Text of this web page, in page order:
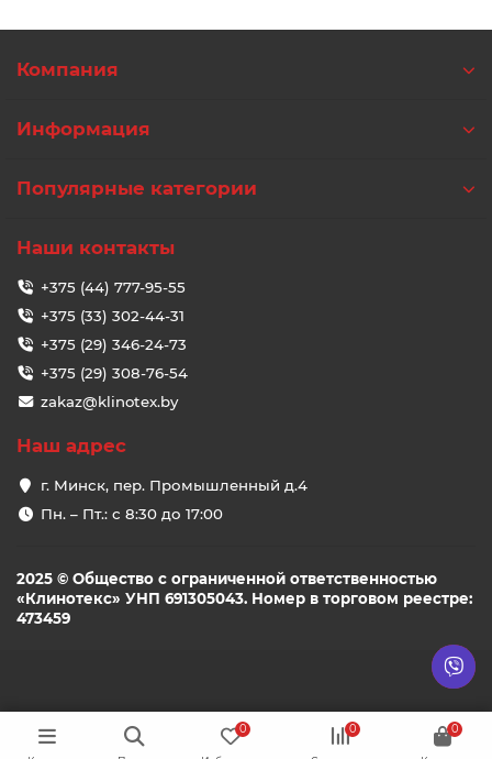
Компания
Информация
Популярные категории
Наши контакты
+375 (44) 777-95-55
+375 (33) 302-44-31
+375 (29) 346-24-73
+375 (29) 308-76-54
zakaz@klinotex.by
Наш адрес
г. Минск, пер. Промышленный д.4
Пн. – Пт.: с 8:30 до 17:00
2025 © Общество с ограниченной ответственностью
«Клинотекс» УНП 691305043. Номер в торговом реестре:
473459
0 0 0